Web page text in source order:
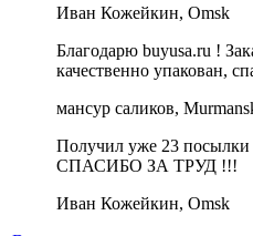
Иван Кожейкин, Omsk
Благодарю buyusa.ru !
качественно упакован,
мансур саликов,
Получил уже 23
СПАСИБО ЗА ТРУД !!!
Иван Кожейкин, Omsk